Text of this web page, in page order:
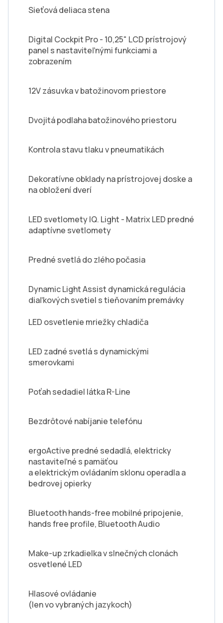
Sieťová deliaca stena
Digital Cockpit Pro - 10,25" LCD prístrojový
panel s nastaviteľnými funkciami a
zobrazením
12V zásuvka v batožinovom priestore
Dvojitá podlaha batožinového priestoru
Kontrola stavu tlaku v pneumatikách
Dekoratívne obklady na prístrojovej doske a
na obložení dverí
LED svetlomety IQ. Light - Matrix LED predné
adaptívne svetlomety
Predné svetlá do zlého počasia
Dynamic Light Assist dynamická regulácia
diaľkových svetiel s tieňovaním premávky
LED osvetlenie mriežky chladiča
LED zadné svetlá s dynamickými
smerovkami
Poťah sedadiel látka R-Line
Bezdrôtové nabíjanie telefónu
ergoActive predné sedadlá, elektricky
nastaviteľné s pamäťou
a elektrickým ovládaním sklonu operadla a
bedrovej opierky
Bluetooth hands-free mobilné pripojenie,
hands free profile, Bluetooth Audio
Make-up zrkadielka v slnečných clonách
osvetlené LED
Hlasové ovládanie
(len vo vybraných jazykoch)